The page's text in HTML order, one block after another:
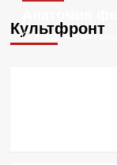
Культфронт
4 недели тому назад